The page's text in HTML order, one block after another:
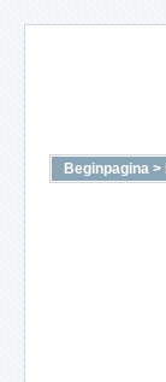
Beginpagina >